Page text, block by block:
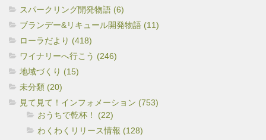
スパークリング開発物語 (6)
ブランデー&リキュール開発物語 (11)
ローラだより (418)
ワイナリーへ行こう (246)
地域づくり (15)
未分類 (20)
見て見て！インフォメーション (753)
おうちで乾杯！ (22)
わくわくリリース情報 (128)